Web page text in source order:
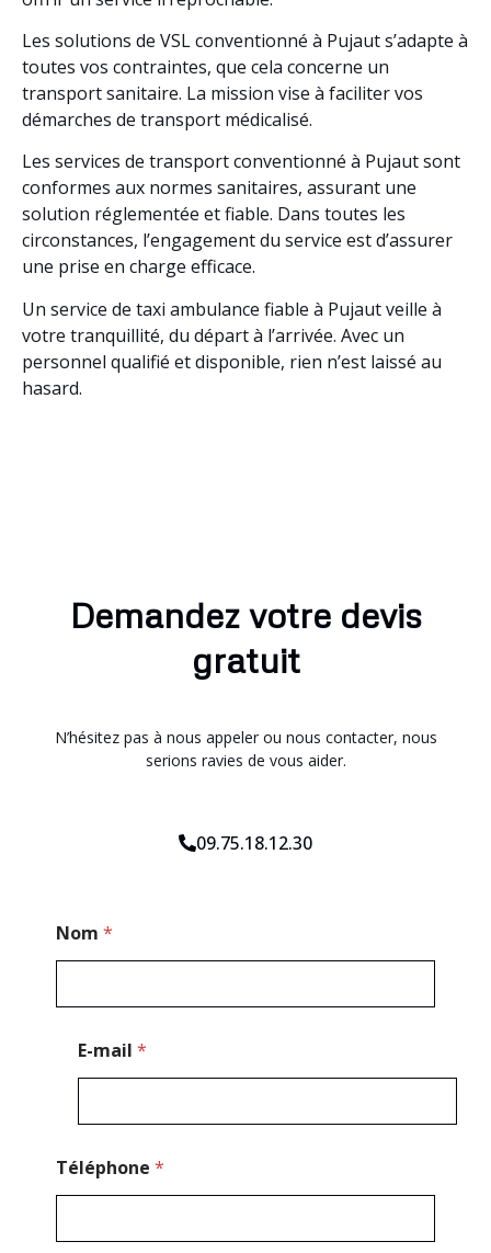
Les solutions de VSL conventionné à Pujaut s’adapte à
toutes vos contraintes, que cela concerne un
transport sanitaire. La mission vise à faciliter vos
démarches de transport médicalisé.
Les services de transport conventionné à Pujaut sont
conformes aux normes sanitaires, assurant une
solution réglementée et fiable. Dans toutes les
circonstances, l’engagement du service est d’assurer
une prise en charge efficace.
Un service de taxi ambulance fiable à Pujaut veille à
votre tranquillité, du départ à l’arrivée. Avec un
personnel qualifié et disponible, rien n’est laissé au
hasard.
Demandez votre devis
gratuit
N’hésitez pas à nous appeler ou nous contacter, nous
serions ravies de vous aider.
09.75.18.12.30
Nom *
é
é
E-mail *
Téléphone *